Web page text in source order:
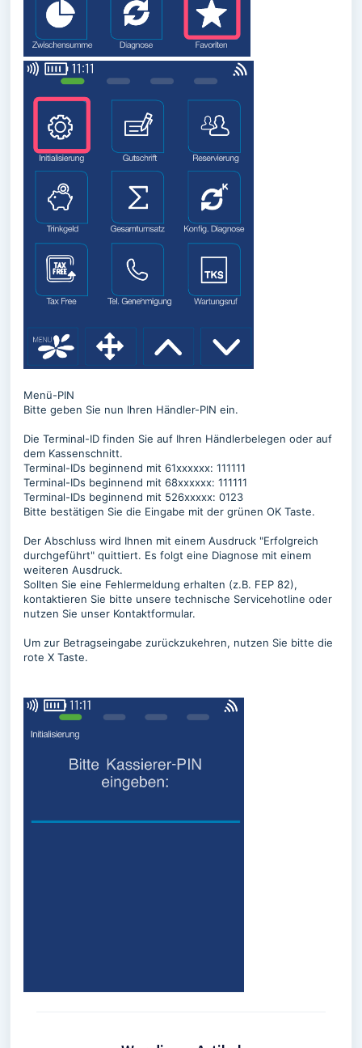
Menü-PIN
Bitte geben Sie nun Ihren Händler-PIN ein.
Die Terminal-ID finden Sie auf Ihren Händlerbelegen oder auf
dem Kassenschnitt.
Terminal-IDs beginnend mit 61xxxxxx: 111111
Terminal-IDs beginnend mit 68xxxxxx: 111111
Terminal-IDs beginnend mit 526xxxxx: 0123
Bitte bestätigen Sie die Eingabe mit der grünen OK Taste.
Der Abschluss wird Ihnen mit einem Ausdruck "Erfolgreich
durchgeführt" quittiert. Es folgt eine Diagnose mit einem
weiteren Ausdruck.
Sollten Sie eine Fehlermeldung erhalten (z.B. FEP 82),
kontaktieren Sie bitte unsere technische Servicehotline oder
nutzen Sie unser Kontaktformular.
Um zur Betragseingabe zurückzukehren, nutzen Sie bitte die
rote X Taste.